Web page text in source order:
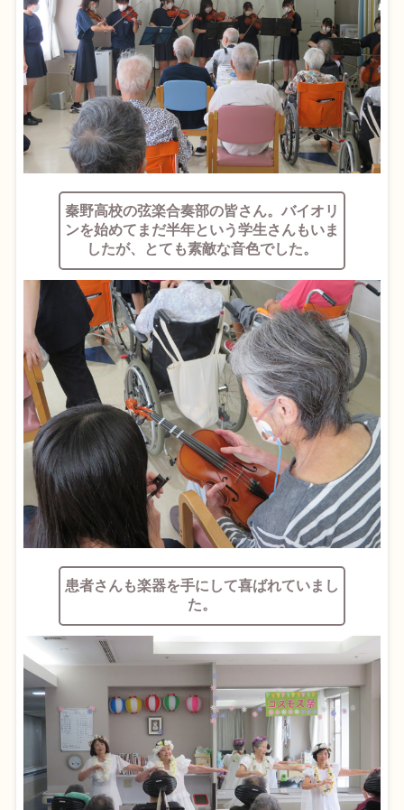
秦野高校の弦楽合奏部の皆さん。バイオリ
ンを始めてまだ半年という学生さんもいま
したが、とても素敵な音色でした。
患者さんも楽器を手にして喜ばれていまし
た。